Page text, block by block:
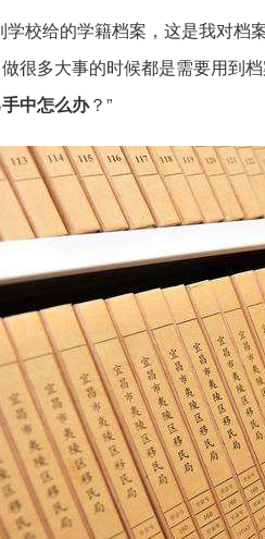
学校给的学籍档案，这是我对
很多大事的时候都是需要用到
中怎么办？”